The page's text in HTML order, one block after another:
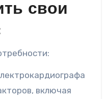
свои
включая